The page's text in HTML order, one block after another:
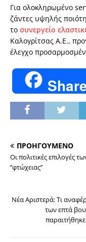
Για ολοκληρωμένο
ζάντες υψηλής
το συνεργείο
Καλογρίτσας Α.Ε.,
έλεγχο
ΠΡΟΗΓΟΥΜΕΝΟ
Οι πολιτικές επιλογές
‘’φτώχειας’’
Νέα Αριστερά: Τι
των επτά